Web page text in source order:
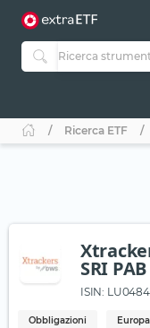
Ricerca ETF
SRI
ISIN:
Obbligazioni Europa